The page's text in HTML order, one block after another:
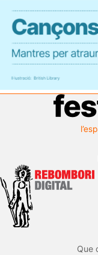
Que